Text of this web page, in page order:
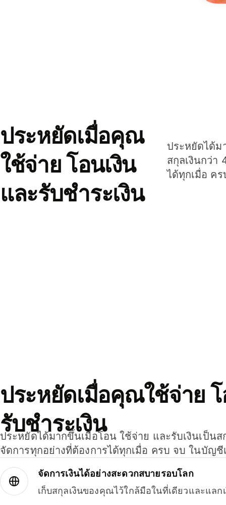
ประหยัดเมื่อคุณ
ใช้จ่าย โอนเงิน
และรับชำระเงิน
ประหยัดได้ม
สกุลเงินกว่า
ได้ทุกเมื่อ ค
ประหยัดเมื่อคุณใช้จ่าย โ
รับชำระเงิน
ประหยัดได้มากขึ้นเมื่อโอน ใช้จ่าย และรับเงินเป็น
จัดการทุกอย่างที่ต้องการได้ทุกเมื่อ ครบ จบ ในบัญชี
จัดการเงินได้อย่างสะดวกสบายรอบโลก
เก็บสกุลเงินของคุณไว้ใกล้มือในที่เดียวและแลก